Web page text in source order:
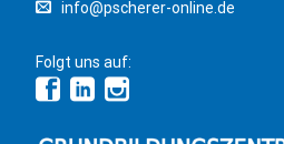
info@pscherer-online.de
Folgt uns auf: